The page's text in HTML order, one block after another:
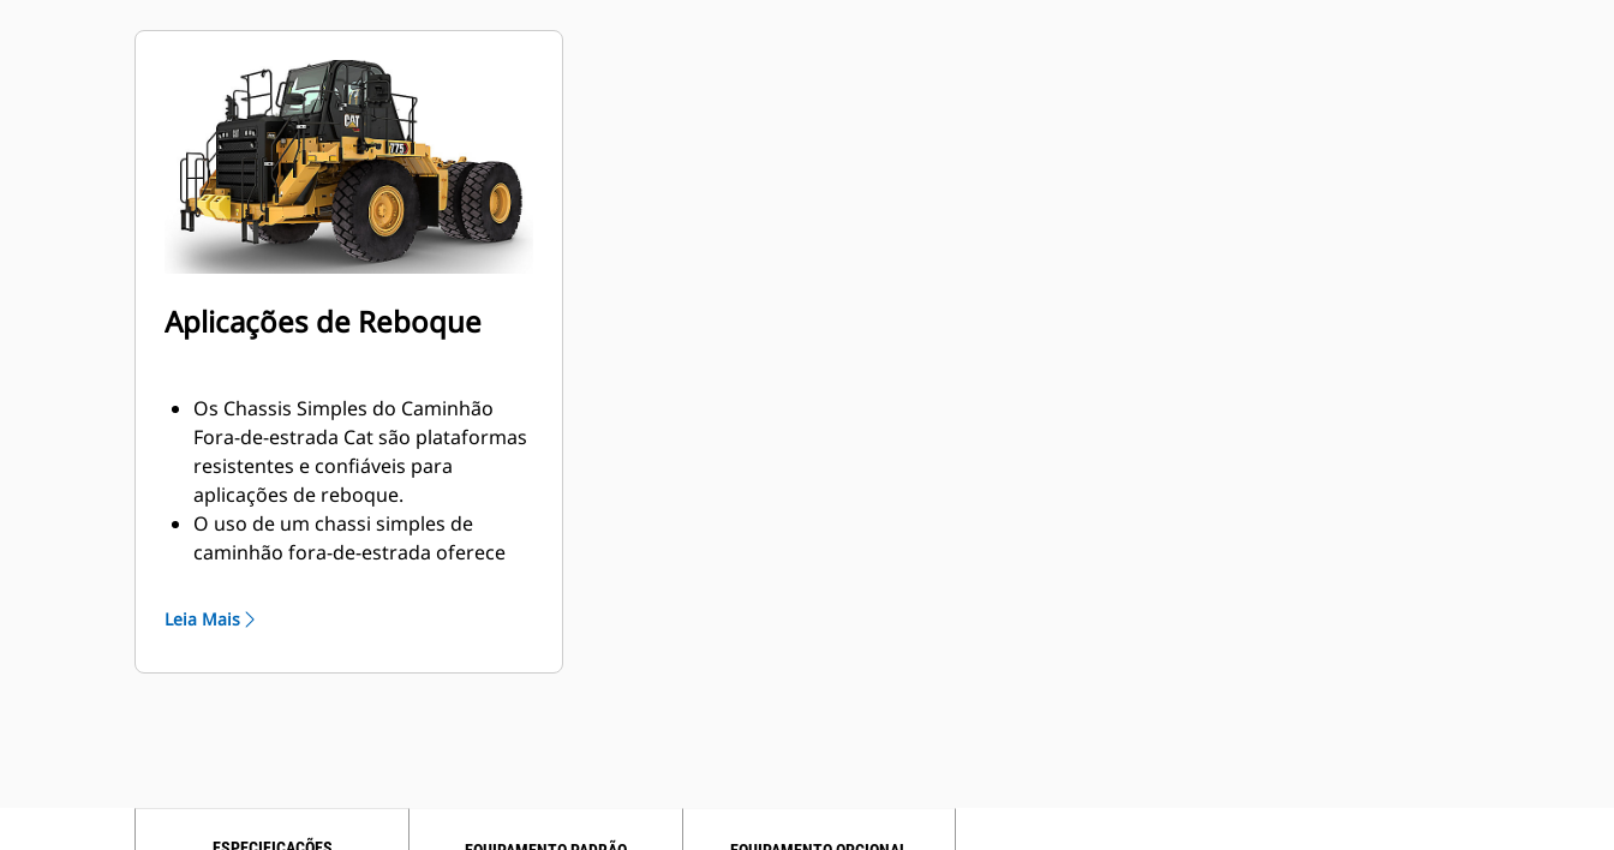
Aplicações de Reboque
Os Chassis Simples do Caminhão
Fora-de-estrada Cat são plataformas
resistentes e confiáveis para
aplicações de reboque.
O uso de um chassi simples de
caminhão fora-de-estrada oferece
equipamento e de basculamento
A Caterpillar trabalha com OEMs do
meio do revendedor Cat local, a fim
de oferecer a melhor solução para
Leia Mais